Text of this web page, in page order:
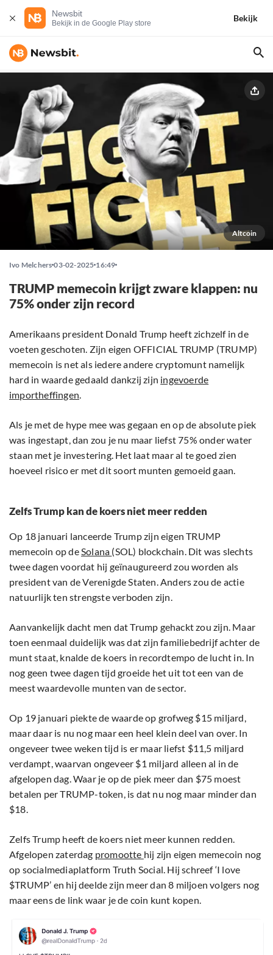
Newsbit
Bekijk in de Google Play store
Bekijk
Altcoin
Ivo Melchers 03-02-2025 16:49
TRUMP memecoin krijgt zware klappen: nu
75% onder zijn record
Amerikaans president Donald Trump heeft zichzelf in de
voeten geschoten. Zijn eigen OFFICIAL TRUMP (TRUMP)
memecoin is net als iedere andere cryptomunt namelijk
hard in waarde gedaald dankzij zijn ingevoerde
importheffingen.
Als je met de hype mee was gegaan en op de absolute piek
was ingestapt, dan zou je nu maar liefst 75% onder water
staan met je investering. Het laat maar al te goed zien
hoeveel risico er met dit soort munten gemoeid gaan.
Zelfs Trump kan de koers niet meer redden
Op 18 januari lanceerde Trump zijn eigen TRUMP
memecoin op deSolana (SOL) blockchain. Dit was slechts
twee dagen voordat hij geïnaugureerd zou worden als
president van de Verenigde Staten. Anders zou de actie
natuurlijk ten strengste verboden zijn.
Aanvankelijk dacht men dat Trump gehackt zou zijn. Maar
toen eenmaal duidelijk was dat zijn familiebedrijf achter de
munt staat, knalde de koers in recordtempo de lucht in. In
nog geen twee dagen tijd groeide het uit tot een van de
meest waardevolle munten van de sector.
Op 19 januari piekte de waarde op grofweg $15 miljard,
maar daar is nu nog maar een heel klein deel van over. In
ongeveer twee weken tijd is er maar liefst $11,5 miljard
verdampt, waarvan ongeveer $1 miljard alleen al in de
afgelopen dag. Waar je op de piek meer dan $75 moest
betalen per TRUMP-token, is dat nu nog maar minder dan
$18.
Zelfs Trump heeft de koers niet meer kunnen redden.
Afgelopen zaterdag promootte hij zijn eigen memecoin nog
op socialmediaplatform Truth Social. Hij schreef ‘I love
$TRUMP’ en hij deelde zijn meer dan 8 miljoen volgers nog
maar eens de link waar je de coin kunt kopen.